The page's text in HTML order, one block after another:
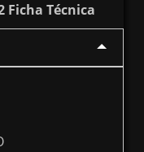
Ficha Técnica